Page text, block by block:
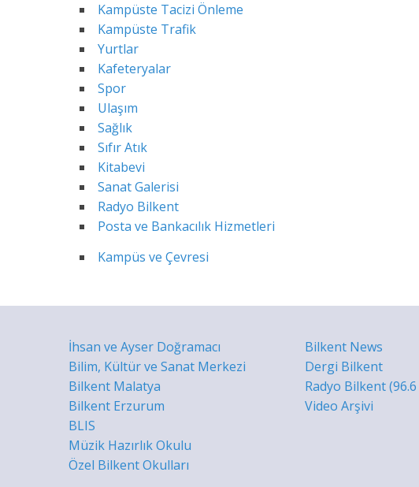
Kampüste Tacizi Önleme
Kampüste Trafik
Yurtlar
Kafeteryalar
Spor
Ulaşım
Sağlık
Sıfır Atık
Kitabevi
Sanat Galerisi
Radyo Bilkent
Posta ve Bankacılık Hizmetleri
Kampüs ve Çevresi
İhsan ve Ayser Doğramacı
Bilim, Kültür ve Sanat Merkezi
Bilkent Malatya
Bilkent Erzurum
BLIS
Müzik Hazırlık Okulu
Özel Bilkent Okulları
Bilkent News
Dergi Bilkent
Radyo Bilkent (96.6
Video Arşivi